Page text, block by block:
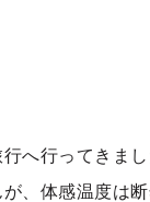
へ行ってきまし
、体感温度は